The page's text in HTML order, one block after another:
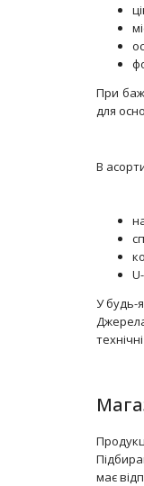
При
для
В
У будь-
має